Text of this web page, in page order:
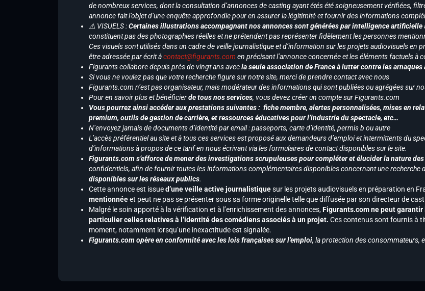
de nombreux services, dont la consultation d’annonces de casting ayant étés été soigneusement vérifiées,
annonce fait l’objet d’une enquête approfondie pour en assurer la légitimité et fournir des informations
⚠️ VISUELS :Certaines illustrations accompagnant nos annonces sont générées par intelligence artificielle
constituent pas des photographies réelles et ne prétendent pas représenter fidèlement les personnes
Ces visuels sont utilisés dans un cadre de veille journalistique et d’information sur les projets audiovisuels en
être adressée par écrit àcontact@figurants.com en précisant l’annonce concernée et les éléments factuels à
Figurants collabore depuis près de vingt ans avecla seule association de France à lutter contre les
Si vous ne voulez pas que votre recherche figure sur notre site, merci de prendre contact avec nous
Figurants.com n’est pas organisateur, mais modérateur des informations qui sont publiées ou agrégées sur
Pour en savoir plus et bénéficierde tous nos services, vous devez créer un compte sur Figurants.com
Vous pourrez ainsi accéder aux prestations suivantes : fiche membre, alertes personnalisées, mises en
premium, outils de gestion de carrière, et ressources éducatives pour l’industrie du spectacle, etc…
N’envoyez jamais de documents d’identité par email : passeports, carte d’identité, permis b ou autre
L’accès préférentiel au site et à tous ces services est proposé aux demandeurs d’emploi et intermittents du
d’informations à propos de ce tarif en nous écrivant via les formulaires de contact disponibles sur le site.
Figurants.com s’efforce de mener des investigations scrupuleuses pour compléter et élucider la nature
confidentiels, afin de fournir toutes les informations complémentaires disponibles concernant une recherche
disponibles sur les réseaux publics.
Cette annonce est issued’une veille active journalistiquesur les projets audiovisuels en préparation en
mentionnéeet peut ne pas se présenter sous sa forme originelle telle que diffusée par son directeur de
Malgré le soin apporté à la vérification et à l’enrichissement des annonces,Figurants.com ne peut
particulier celles relatives à l’identité des comédiens associés à un projet. Ces contenus sont fournis à
moment, notamment lorsqu’une inexactitude est signalée.
Figurants.com opère en conformité avec les lois françaises sur l’emploi, la protection des consommateurs,